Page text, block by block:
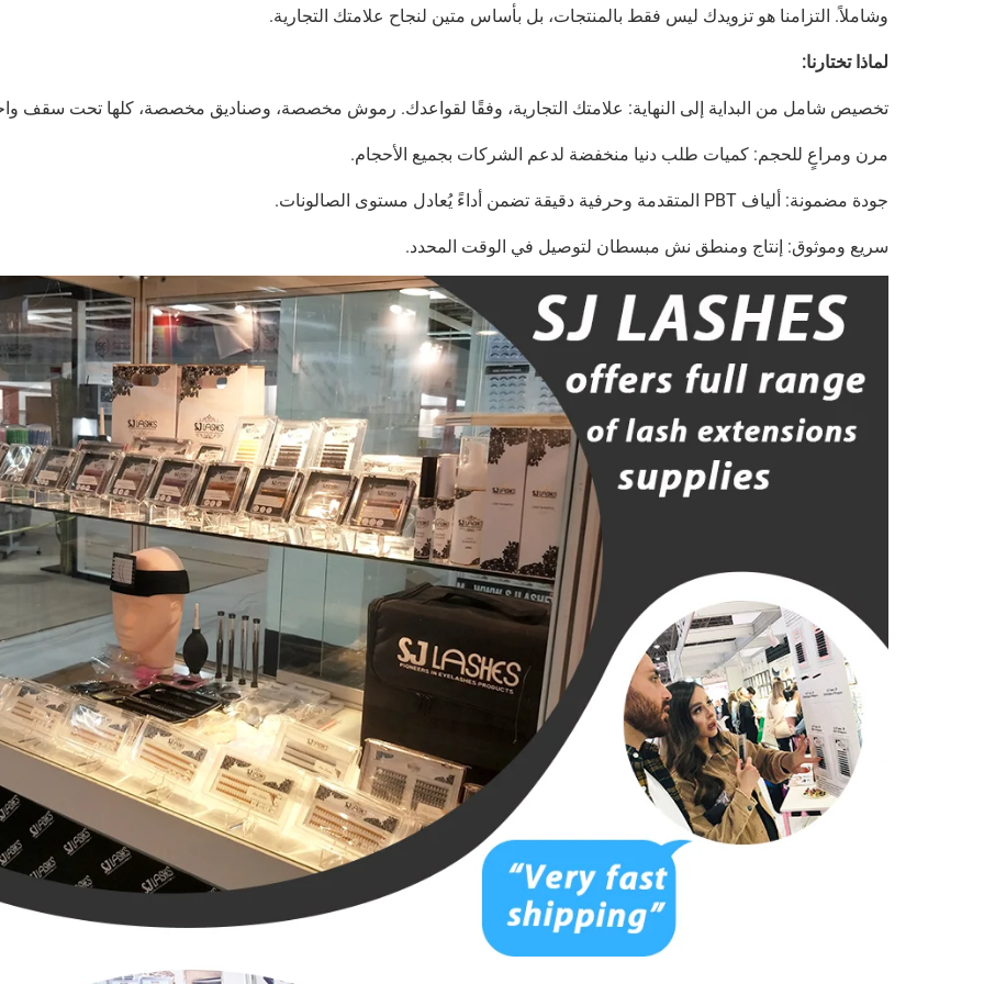
وشاملاً. التزامنا هو تزويدك ليس فقط بالمنتجات، بل بأساس متين لنجاح علامتك التجارية.
لماذا تختارنا:
تخصيص شامل من البداية إلى النهاية: علامتك التجارية، وفقًا لقواعدك. رموش مخصصة، وصناديق مخصصة، كلها تحت سقف
مرن ومراعٍ للحجم: كميات طلب دنيا منخفضة لدعم الشركات بجميع الأحجام.
جودة مضمونة: ألياف PBT المتقدمة وحرفية دقيقة تضمن أداءً يُعادل مستوى الصالونات.
سريع وموثوق: إنتاج ومنطق نش مبسطان لتوصيل في الوقت المحدد.